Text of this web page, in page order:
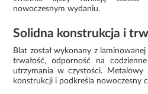
nowoczesnym wydaniu.
Solidna konstrukcja i
Blat został wykonany z
trwałość, odporność na
utrzymania w czystości. Metalowy
konstrukcji i podkreśla nowoczesny